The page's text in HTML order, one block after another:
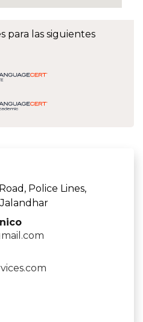
para las siguientes
Police Lines,